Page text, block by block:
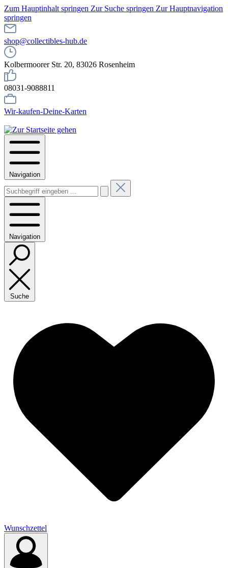
Zum Hauptinhalt springen Zur Suche springen Zur Hauptnavigation
springen
shop@collectibles-hub.de
Kolbermoorer Str. 20, 83026 Rosenheim
08031-9088811
Wir-kaufen-Deine-Karten
Navigation
Navigation
Suche
Wunschzettel